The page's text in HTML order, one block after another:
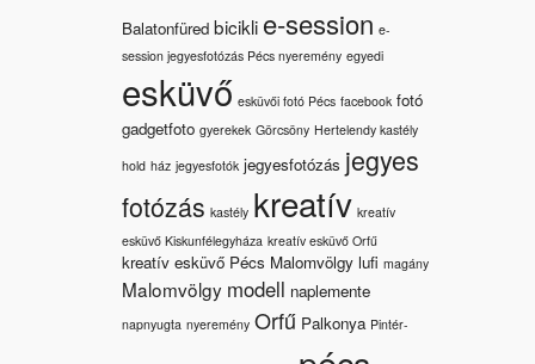
Balatonfüred bicikli e-session e-
session jegyesfotózás Pécs nyeremény egyedi
esküvő esküvői fotó Pécs facebook fotó
gadgetfoto gyerekek Görcsöny Hertelendy kastély
hold ház jegyesfotók jegyesfotózás jegyes
fotózás kastély kreatív kreatív
esküvő Kiskunfélegyháza kreatív esküvő Orfű
kreatív esküvő Pécs Malomvölgy lufi magány
Malomvölgy modell naplemente
napnyugta nyeremény Orfű Palkonya Pintér-